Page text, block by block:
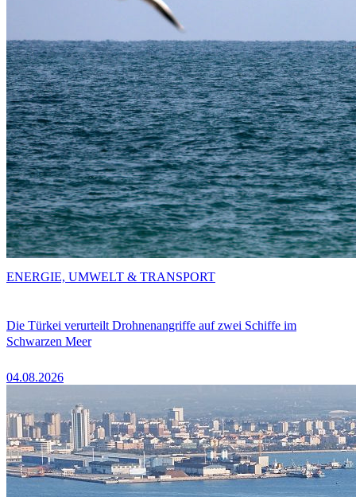
Die Türkei verurteilt Drohnenangriffe auf zwei Schiffe im
Schwarzen Meer
04.08.2026
ENERGIE, UMWELT & TRANSPORT